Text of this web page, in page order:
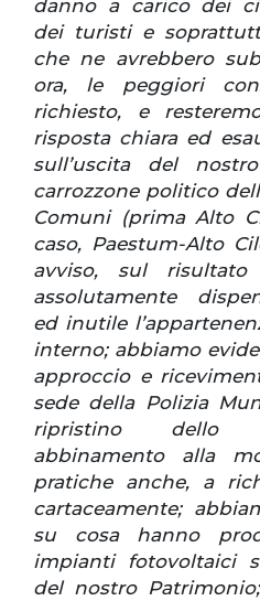
danno a carico dei
dei turisti e
che ne avrebbero
ora, le peggiori
richiesto, e
risposta chiara ed
sull’uscita del
carrozzone politico
Comuni (prima Alto
caso, Paestum-Alto
avviso, sul risultato
assolutamente
ed inutile
interno; abbiamo
approccio e
sede della Polizia
ripristino dello
abbinamento alla
pratiche anche, a
cartaceamente;
su cosa hanno
impianti fotovoltaici
del nostro